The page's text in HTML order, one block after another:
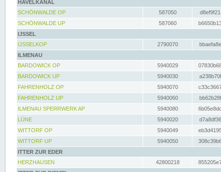
HAVELKANAL
SCHÖNWALDE OP
587050
SCHÖNWALDE UP
587060
IJSSEL
IJSSELKOP
2790070
ILMENAU
BARDOWICK OP
5940029
BARDOWICK UP
5940030
FAHRENHOLZ OP
5940070
FAHRENHOLZ UP
5940060
ILMENAU SPERRWERK AP
5940080
LÜNE
5940020
WITTORF OP
5940049
WITTORF UP
5940050
ITTER ZUR EDER
HERZHAUSEN
42800218